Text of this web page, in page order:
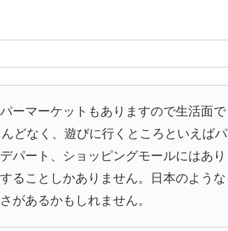
ーマーケットもありますので生活面で
どなく、遊びに行くところといえばパ
パート、ショッピングモールにはあり
ることしかありません。日本のような
があるかもしれません。